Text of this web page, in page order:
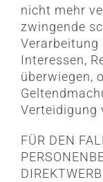
nicht mehr
zwingende
Verarbeitung
Interessen,
überwiegen,
Verteidigung
FÜR DEN